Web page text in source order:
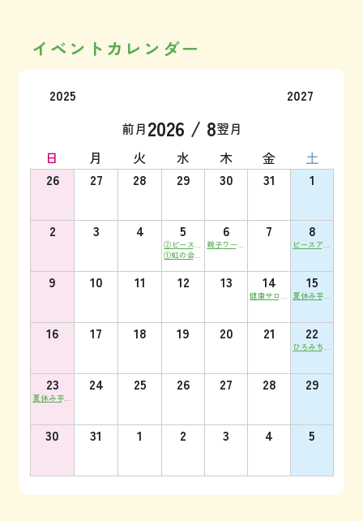
イベントカレンダー
2025
2027
前月2026 / 8翌月
日
月 火 水 木 金
土
26
27 28 29 30 31 1
2 3 4 5
②ピースア
クションin
①虹の会オ
流会 夏休
み「あいち
6
親子ワーク
う！生理の
7 8
ピースアク
9 10 11 12 13 14
健康サロン
15
夏休み平和
の片隅に」
名古屋会場
16 17 18 19 20 21 22
ひろみちお
23
夏休み平和
の片隅に」
豊橋会場
24 25 26 27 28 29
30 31 1 2 3 4 5